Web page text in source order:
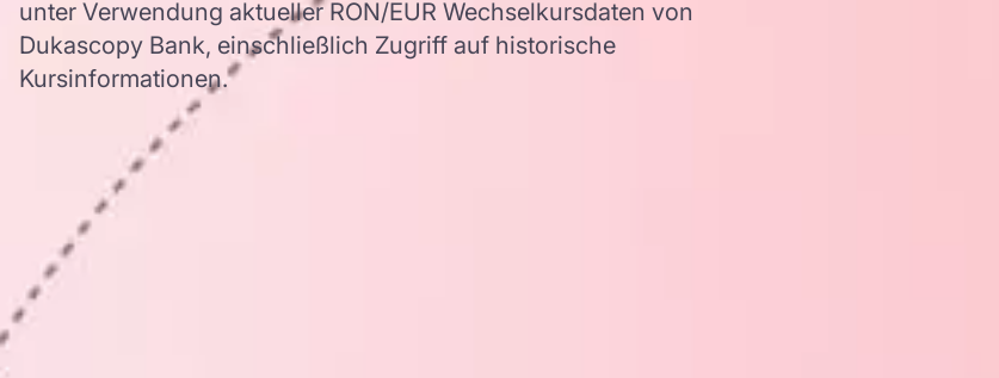
unter Verwendung aktueller RON/EUR Wechselkursdaten von
Dukascopy Bank, einschließlich Zugriff auf historische
Kursinformationen.